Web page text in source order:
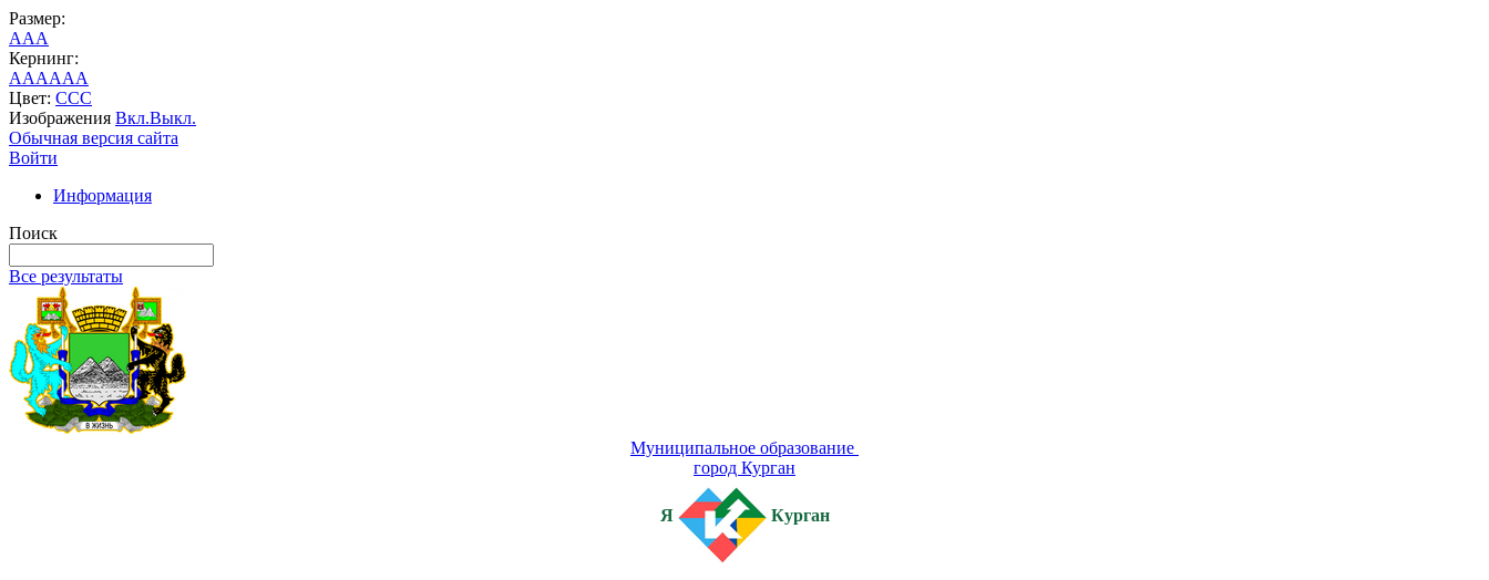
Размер:
AAA
Кернинг:
AAAAAA
Цвет: CCC
Изображения Вкл.Выкл.
Обычная версия сайта
Войти
Информация
Поиск
Все результаты
Муниципальное образование
город Курган
Я Курган